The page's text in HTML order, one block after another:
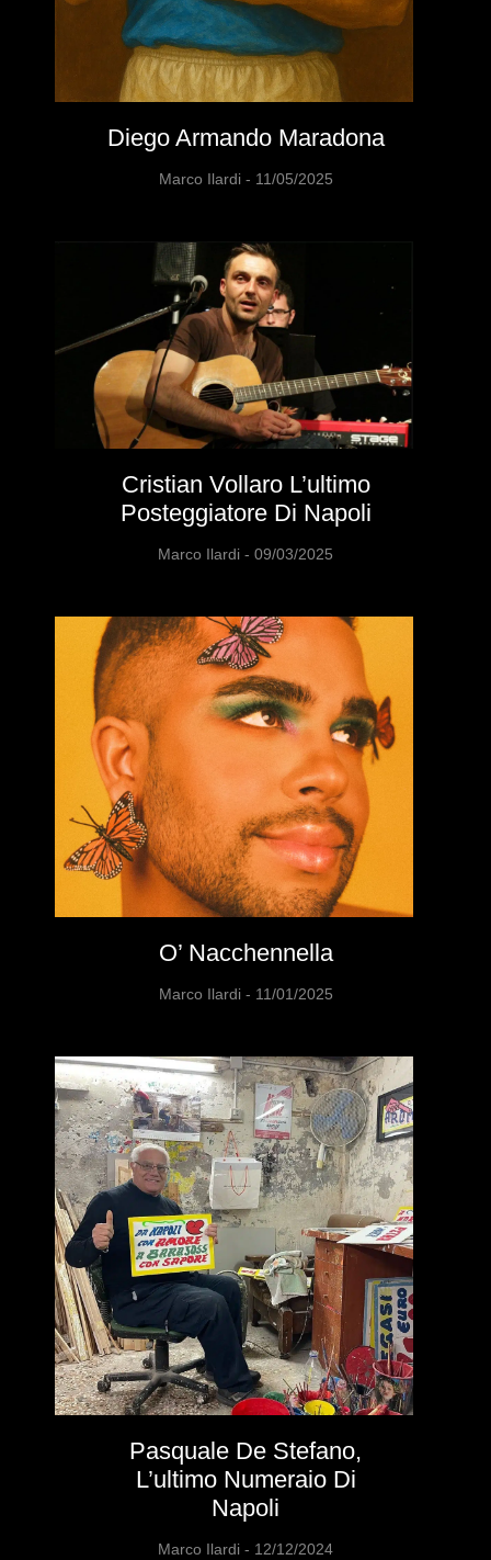
Diego Armando Maradona
Marco Ilardi 11/05/2025
Cristian Vollaro L’ultimo
Posteggiatore Di Napoli
Marco Ilardi 09/03/2025
O’ Nacchennella
Marco Ilardi 11/01/2025
Pasquale De Stefano,
L’ultimo Numeraio Di
Napoli
Marco Ilardi 12/12/2024